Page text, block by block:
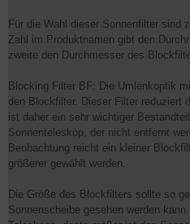
Für die Wahl dieser Sonnenfilter sind
Zahl im Produktnamen gibt den
zweite den Durchmesser des
Blocking Filter BF: Die Umlenkoptik
den Blockfilter. Dieser Filter reduziert
ist daher ein sehr wichtiger
Sonnenteleskop, der nicht entfernt
Beobachtung reicht ein kleiner
größerer gewählt werden.
Die Größe des Blockfilters sollte so
Sonnenscheibe gesehen werden